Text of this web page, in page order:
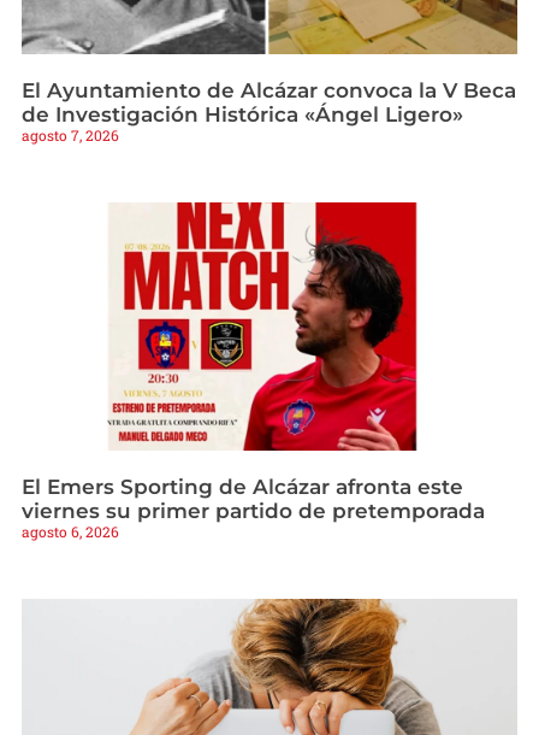
El Ayuntamiento de Alcázar convoca la V Beca
de Investigación Histórica «Ángel Ligero»
agosto 7, 2026
El Emers Sporting de Alcázar afronta este
viernes su primer partido de pretemporada
agosto 6, 2026